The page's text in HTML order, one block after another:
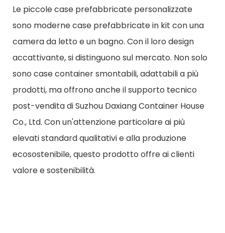
Le piccole case prefabbricate personalizzate
sono moderne case prefabbricate in kit con una
camera da letto e un bagno. Con il loro design
accattivante, si distinguono sul mercato. Non solo
sono case container smontabili, adattabili a più
prodotti, ma offrono anche il supporto tecnico
post-vendita di Suzhou Daxiang Container House
Co., Ltd. Con un'attenzione particolare ai più
elevati standard qualitativi e alla produzione
ecosostenibile, questo prodotto offre ai clienti
valore e sostenibilità.